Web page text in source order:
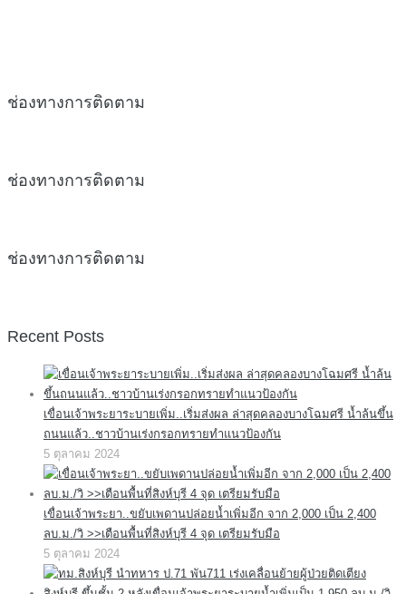
ช่องทางการติดตาม
ช่องทางการติดตาม
ช่องทางการติดตาม
Recent Posts
เขื่อนเจ้าพระยาระบายเพิ่ม..เริ่มส่งผล ล่าสุดคลองบางโฉมศรี น้ำล้นขึ้น
ถนนแล้ว..ชาวบ้านเร่งกรอกทรายทำแนวป้องกัน
5 ตุลาคม 2024
เขื่อนเจ้าพระยา..ขยับเพดานปล่อยน้ำเพิ่มอีก จาก 2,000 เป็น 2,400
ลบ.ม./วิ >>เตือนพื้นที่สิงห์บุรี 4 จุด เตรียมรับมือ
5 ตุลาคม 2024